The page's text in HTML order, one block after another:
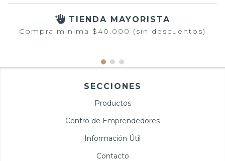
TIENDA MAYORISTA
Compra mínima $40.000 (sin descuentos)
SECCIONES
Productos
Centro de Emprendedores
Información Útil
Contacto